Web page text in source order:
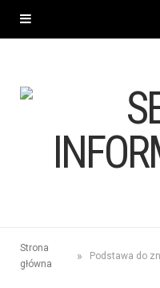
Strona
główna
»